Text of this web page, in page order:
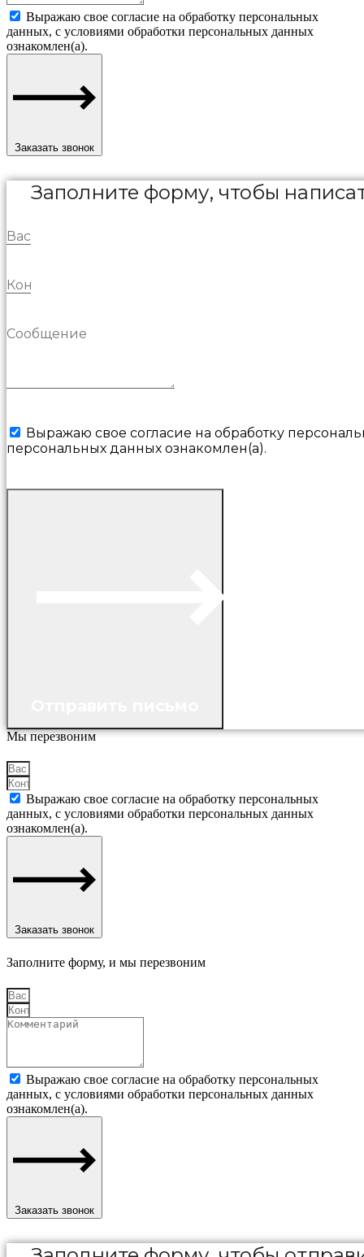
Выражаю свое согласие на обработку персональных
данных, с условиями обработки персональных данных
ознакомлен(а).
Заказать звонок
Заполните форму, чтобы
Выражаю свое согласие на обработку
персональных данных ознакомлен(а).
Мы перезвоним
Выражаю свое согласие на обработку персональных
данных, с условиями обработки персональных данных
ознакомлен(а).
Заказать звонок
Заполните форму, и мы перезвоним
Выражаю свое согласие на обработку персональных
данных, с условиями обработки персональных данных
ознакомлен(а).
Заказать звонок